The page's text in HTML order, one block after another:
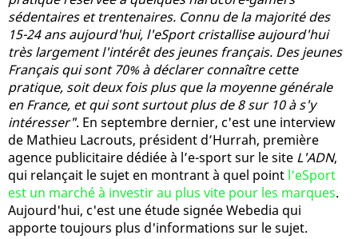
sédentaires et trentenaires. Connu de la majorité des
15-24 ans aujourd'hui, l'eSport cristallise aujourd'hui
très largement l'intérêt des jeunes français. Des jeunes
Français qui sont 70% à déclarer connaître cette
pratique, soit deux fois plus que la moyenne générale
en France, et qui sont surtout plus de 8 sur 10 à s'y
intéresser". En septembre dernier, c'est une interview
de Mathieu Lacrouts, président d’Hurrah, première
agence publicitaire dédiée à l’e-sport sur le site L'ADN,
qui relançait le sujet en montrant à quel point l'eSport
est un marché à investir au plus vite pour les marques.
Aujourd'hui, c'est une étude signée Webedia qui
apporte toujours plus d'informations sur le sujet.